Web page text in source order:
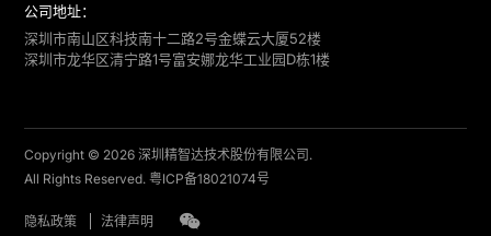
公司地址：
深圳市南山区科技南十二路2号金蝶云大厦52楼
深圳市龙华区清宁路1号富安娜龙华工业园D栋1楼
Copyright © 2026 深圳精智达技术股份有限公司.
All Rights Reserved.粤ICP备18021074号
隐私政策 法律声明